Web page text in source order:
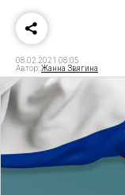
08.02.2021 08:05
Автор:Жанна Звягина